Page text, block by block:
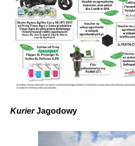
KurierJagodowy